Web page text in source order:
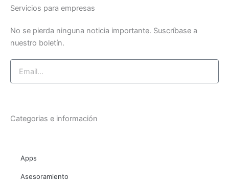
o
k
-
f
e
d
n
i
Servicios para empresas
No se pierda ninguna noticia importante. Suscríbase a
nuestro boletín.
Categorias e información
Apps
Asesoramiento